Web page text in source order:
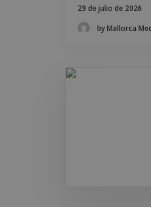
29 de julio de 2026
by Mallorca